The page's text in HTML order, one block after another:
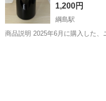
1,200円
綱島駅
商品説明 2025年6月に購入した、ニトリの**電気ケトル（1.0L・ブラッ